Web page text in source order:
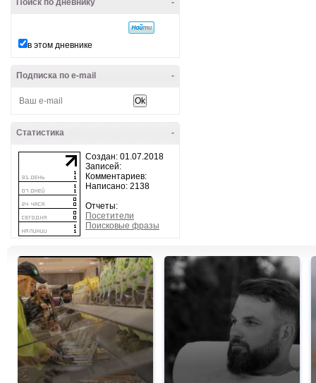
-
Поиск по дневнику
в этом дневнике
-
Подписка по e-mail
-
Статистика
Создан: 01.07.2018
Записей:
Комментариев:
Написано: 2138
Отчеты:
Посетители
Поисковые фразы